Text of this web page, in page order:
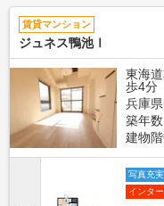
賃貸マンション
ジュネス鴨池Ⅰ
東海
歩4分
兵庫
築年数
建物
写真充実
インタ